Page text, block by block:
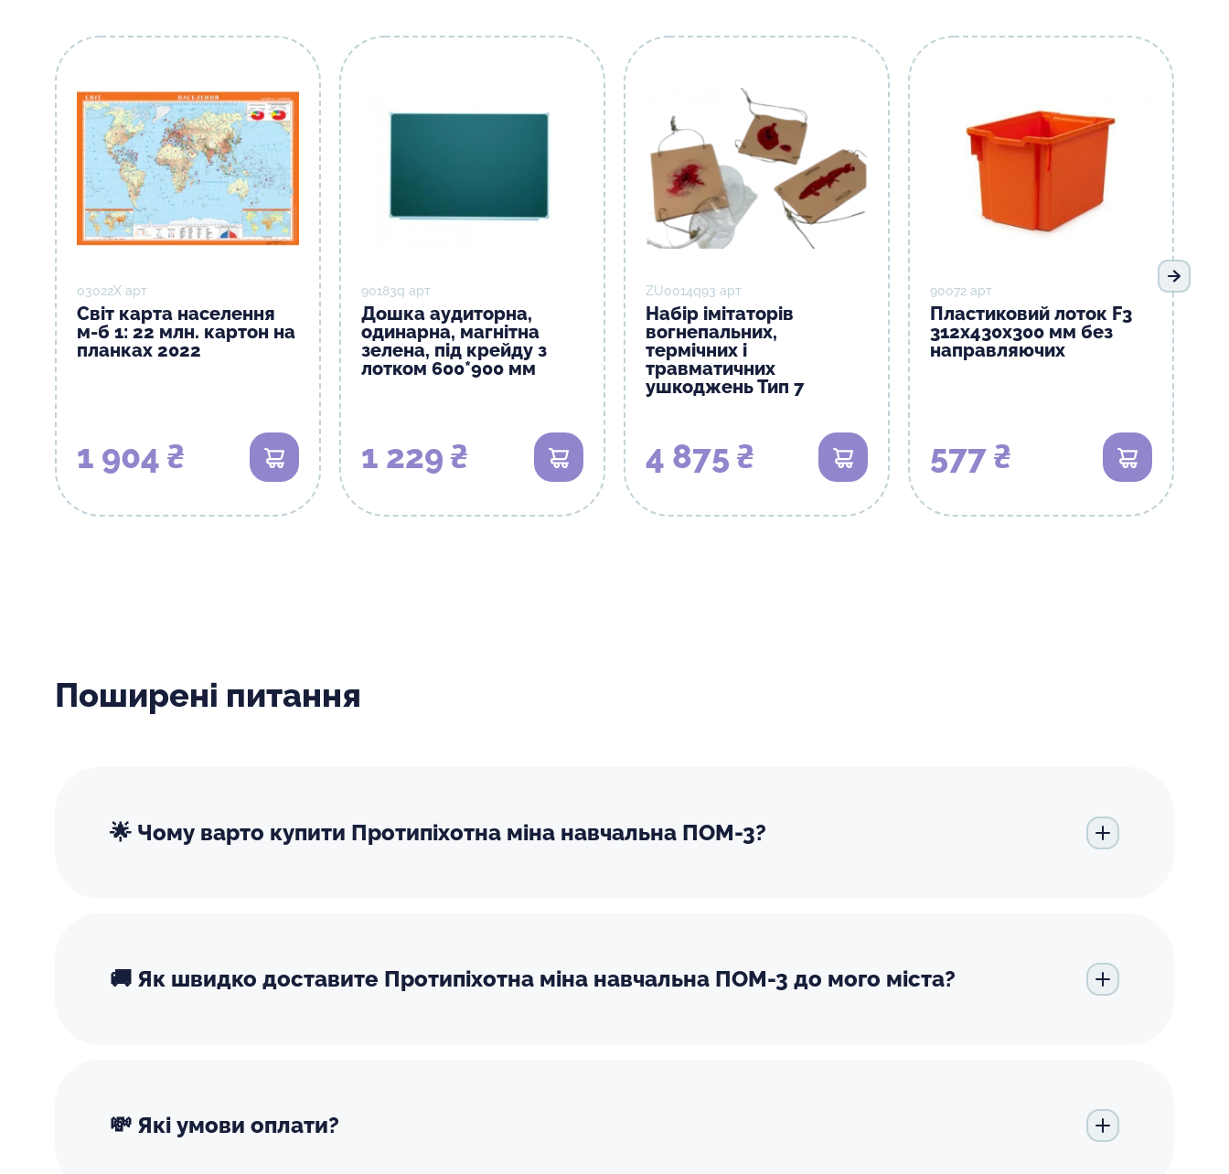
03022Х арт
Світ карта населення
м-б 1: 22 млн. картон на
планках 2022
1 904 ₴ В кошик
90183q арт
Дошка аудиторна,
одинарна, магнітна
зелена, під крейду з
лотком 600*900 мм
1 229 ₴ В кошик
ZU0014q93 арт
Набір імітаторів
вогнепальних,
термічних і
травматичних
ушкоджень Тип 7
4 875 ₴ В кошик
90072 арт
Пластиковий лоток F3
312х430х300 мм без
направляючих
577 ₴ В кошик
Поширені питання
🌟 Чому варто купити Протипіхотна міна навчальна ПОМ-3?
🚚 Як швидко доставите Протипіхотна міна навчальна ПОМ-3 до мого міста?
💸 Які умови оплати?